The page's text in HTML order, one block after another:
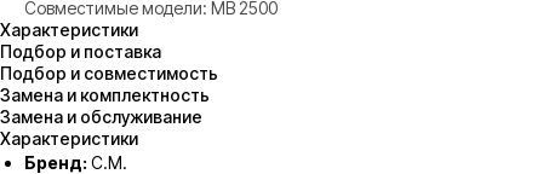
Совместимые модели: MB 2500
Характеристики
Подбор и поставка
Подбор и совместимость
Замена и комплектность
Замена и обслуживание
Характеристики
Бренд: C.M.